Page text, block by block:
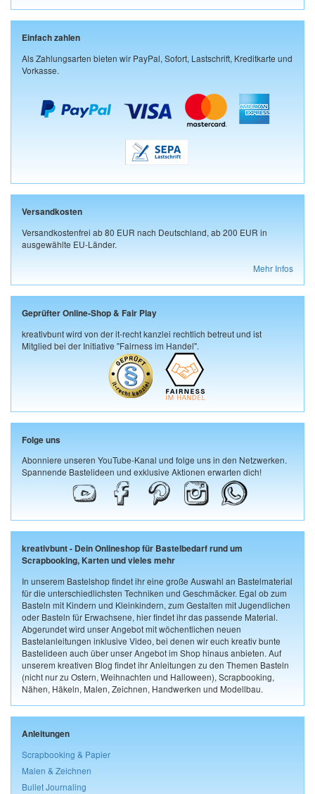
Einfach zahlen
Als Zahlungsarten bieten wir PayPal, Sofort, Lastschrift, Kreditkarte und
Vorkasse.
Versandkosten
Versandkostenfrei ab 80 EUR nach Deutschland, ab 200 EUR in
ausgewählte EU-Länder.
Mehr Infos
Geprüfter Online-Shop & Fair Play
kreativbunt wird von der it-recht kanzlei rechtlich betreut und ist
Mitglied bei der Initiative "Fairness im Handel".
Folge uns
Abonniere unseren YouTube-Kanal und folge uns in den Netzwerken.
Spannende Bastelideen und exklusive Aktionen erwarten dich!
kreativbunt - Dein Onlineshop für Bastelbedarf rund um
Scrapbooking, Karten und vieles mehr
In unserem Bastelshop findet ihr eine große Auswahl an Bastelmaterial
für die unterschiedlichsten Techniken und Geschmäcker. Egal ob zum
Basteln mit Kindern und Kleinkindern, zum Gestalten mit Jugendlichen
oder Basteln für Erwachsene, hier findet ihr das passende Material.
Abgerundet wird unser Angebot mit wöchentlichen neuen
Bastelanleitungen inklusive Video, bei denen wir euch kreativ bunte
Bastelideen auch über unser Angebot im Shop hinaus anbieten. Auf
unserem kreativen Blog findet ihr Anleitungen zu den Themen Basteln
(nicht nur zu Ostern, Weihnachten und Halloween), Scrapbooking,
Nähen, Häkeln, Malen, Zeichnen, Handwerken und Modellbau.
Anleitungen
Scrapbooking & Papier
Malen & Zeichnen
Bullet Journaling